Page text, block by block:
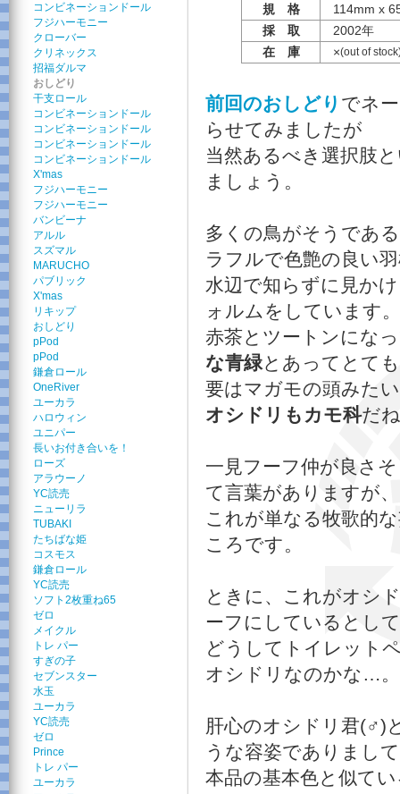
コンビネーションドール
フジハーモニー
クローバー
クリネックス
招福ダルマ
おしどり
干支ロール
コンビネーションドール
コンビネーションドール
コンビネーションドール
コンビネーションドール
X'mas
フジハーモニー
フジハーモニー
バンビーナ
アルル
スズマル
MARUCHO
パブリック
X'mas
リキップ
おしどり
pPod
pPod
鎌倉ロール
OneRiver
ユーカラ
ハロウィン
ユニパー
長いお付き合いを！
ローズ
アラウーノ
YC読売
ニューリラ
TUBAKI
たちばな姫
コスモス
鎌倉ロール
YC読売
ソフト2枚重ね65
ゼロ
メイクル
トレ パー
すぎの子
セブンスター
水玉
ユーカラ
YC読売
ゼロ
Prince
トレ パー
ユーカラ
規 格
114mm x
採 取
2002年
在 庫
×(out of
前回のおしどり でネ
らせてみましたが
当然あるべき選択肢
ましょう。
多くの鳥がそうであ
ラフルで色艶の良い
水辺で知らずに見か
ォルムをしています。
赤茶とツートンにな
な青緑とあってとて
要はマガモの頭みた
オシドリもカモ科だ
一見フーフ仲が良さ
て言葉がありますが、
これが単なる牧歌的
ころです。
ときに、これがオシ
ーフにしているとして
どうしてトイレット
オシドリなのかな…。
肝心のオシドリ君(♂)
うな容姿でありまして
本品の基本色と似て